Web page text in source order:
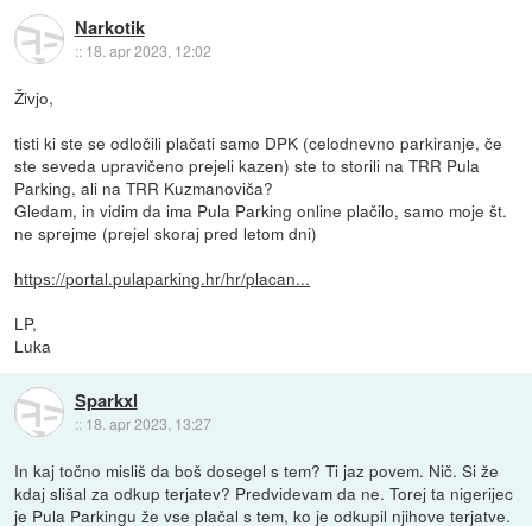
Narkotik
:: 18. apr 2023, 12:02
Živjo,
tisti ki ste se odločili plačati samo DPK (celodnevno parkiranje, če
ste seveda upravičeno prejeli kazen) ste to storili na TRR Pula
Parking, ali na TRR Kuzmanoviča?
Gledam, in vidim da ima Pula Parking online plačilo, samo moje št.
ne sprejme (prejel skoraj pred letom dni)
https://portal.pulaparking.hr/hr/placan...
LP,
Luka
Sparkxl
:: 18. apr 2023, 13:27
In kaj točno misliš da boš dosegel s tem? Ti jaz povem. Nič. Si že
kdaj slišal za odkup terjatev? Predvidevam da ne. Torej ta nigerijec
je Pula Parkingu že vse plačal s tem, ko je odkupil njihove terjatve.